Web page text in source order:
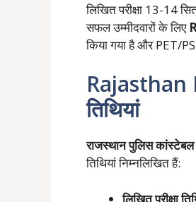
लिखित परीक्षा 13-14
सफल उम्मीदवारों के लिए
किया गया है और PET/
Rajasthan
तिथियां
राजस्थान पुलिस कांस्टेबल
तिथियां निम्नलिखित हैं:
लिखित परीक्षा